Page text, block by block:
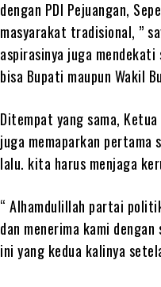
dengan PDI Pejuangan,
masyarakat tradisional, ”
aspirasinya juga
bisa Bupati maupun Wakil
Ditempat yang sama, Ketua
juga memaparkan pertama
lalu. kita harus menjaga
“ Alhamdulillah partai
dan menerima kami
ini yang kedua kalinya